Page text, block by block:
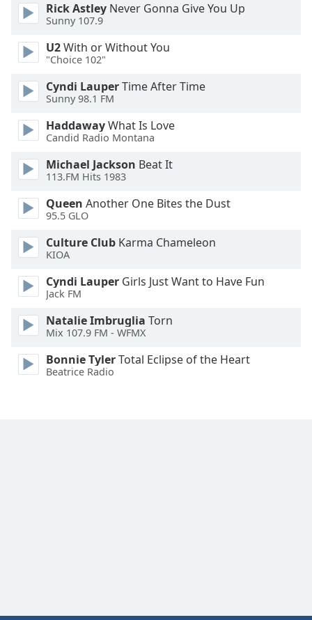
Text
Edge
Family
Reset
Done
Close
Modal
Dialog
End
window.
Rick Astley Never Gonna Give You Up
Sunny 107.9
U2With or Without You
"Choice 102"
Cyndi LauperTime After Time
Sunny 98.1 FM
HaddawayWhat Is Love
Candid Radio Montana
Michael Jackson Beat It
113.FM Hits 1983
Queen Another One Bites the Dust
95.5 GLO
Culture Club Karma Chameleon
KIOA
Cyndi Lauper Girls Just Want to Have Fun
Jack FM
Natalie Imbruglia Torn
Mix 107.9 FM - WFMX
Bonnie TylerTotal Eclipse of the Heart
Beatrice Radio